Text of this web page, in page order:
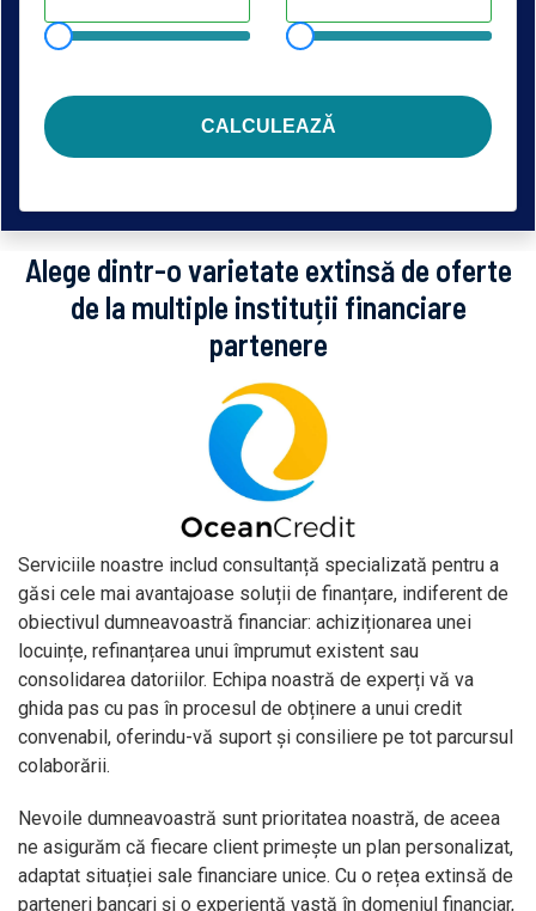
CALCULEAZĂ
Alege dintr-o varietate extinsă de oferte
de la multiple instituții financiare
partenere
Serviciile noastre includ consultanță specializată pentru a
găsi cele mai avantajoase soluții de finanțare, indiferent de
obiectivul dumneavoastră financiar: achiziționarea unei
locuințe, refinanțarea unui împrumut existent sau
consolidarea datoriilor. Echipa noastră de experți vă va
ghida pas cu pas în procesul de obținere a unui credit
convenabil, oferindu-vă suport și consiliere pe tot parcursul
colaborării.
Nevoile dumneavoastră sunt prioritatea noastră, de aceea
ne asigurăm că fiecare client primește un plan personalizat,
adaptat situației sale financiare unice. Cu o rețea extinsă de
parteneri bancari și o experiență vastă în domeniul financiar,